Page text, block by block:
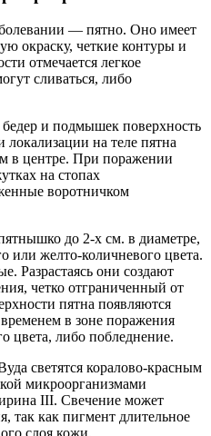
— пятно. Оно имеет
окраску, четкие контуры и
отмечается легкое
сливаться, либо
и подмышек поверхность
на теле пятна
в центре. При поражении
на стопах
воротничком
до 2-х см. в диаметре,
или желто-количневого цвета.
Разрастаясь они создают
четко отграниченный от
пятна появляются
в зоне поражения
цвета, либо побледнение.
светятся коралово-красным
микроорганизмами
III. Свечение может
так как пигмент длительное
слоя кожи.